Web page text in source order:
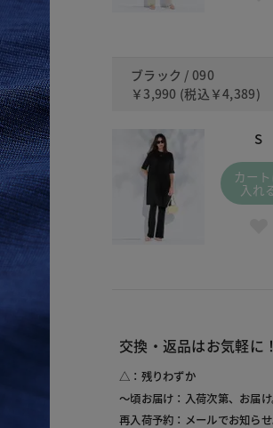
ブラック / 090
￥3,990 (税込 ￥4,389)
S
カー
入れ
交換・返品はお気軽に！
△：残りわずか
～頃お届け：入荷次第、お届け
再入荷予約：メールでお知ら